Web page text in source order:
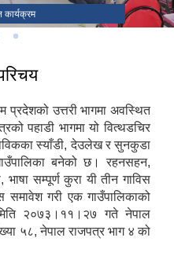
कार्यक्रम
प्रदेशको उत्तरी भागमा अवस्थित
पहाडी भागमा यो वित्थडचिर
स्याँडी, देउलेख र सुनकुडा
बनेको छ। रहनसहन,
भाषा सम्पूर्ण कुरा यी तीन गाविस
समावेश गरी एक गाउँपालिकाको
२०७३।११।२७ गते नेपाल
५८, नेपाल राजपत्र भाग ४ को